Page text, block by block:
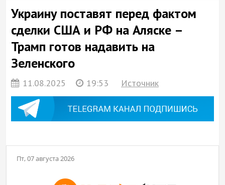
Украину поставят перед фактом
сделки США и РФ на Аляске –
Трамп готов надавить на
Зеленского
11.08.2025 19:53 Источник